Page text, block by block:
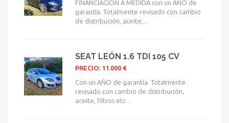
FINANCIACIÓN A MEDIDA con un AÑO de
garantía. Totalmente revisado con cambio
de distribución, aceite,...
SEAT LEÓN 1.6 TDI 105 CV
PRECIO: 11.000 €
Con un AÑO de garantía. Totalmente
revisado con cambio de distribución,
aceite, filtros etc....